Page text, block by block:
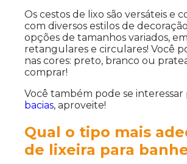
Os cestos de lixo são versáteis e
com diversos estilos de
opções de tamanhos variados,
retangulares e circulares! Você
nas cores: preto, branco ou
comprar!
Você também pode se interessar
bacias, aproveite!
Qual o tipo mais
de lixeira para